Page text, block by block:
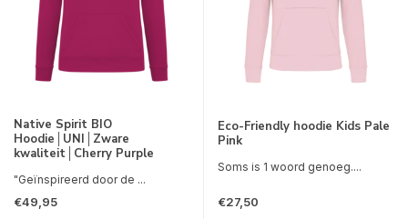
Native Spirit BIO
Hoodie│UNI│Zware
kwaliteit│Cherry Purple
"Geïnspireerd door de ...
€49,95
Eco-Friendly hoodie Kids Pale
Pink
Soms is 1 woord genoeg....
€27,50